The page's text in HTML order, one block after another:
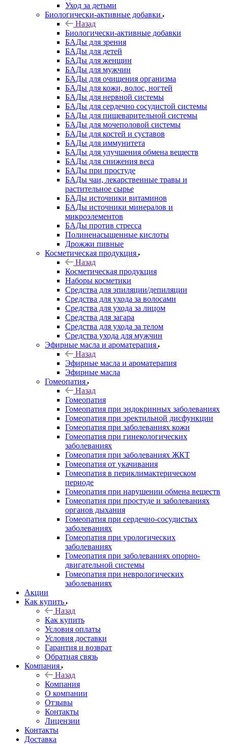
Уход за детьми
Биологически-активные добавки
Назад
Биологически-активные добавки
БАДы для зрения
БАДы для детей
БАДы для женщин
БАДы для мужчин
БАДы для очищения организма
БАДы для кожи, волос, ногтей
БАДы для нервной системы
БАДы для сердечно сосудистой системы
БАДы для пищеварительной системы
БАДы для мочеполовой системы
БАДы для костей и суставов
БАДы для иммунитета
БАДы для улучшения обмена веществ
БАДы для снижения веса
БАДы при простуде
БАДы чаи, лекарственные травы и
растительное сырье
БАДы источники витаминов
БАДы источники минералов и
микроэлементов
БАДы против стресса
Полиненасыщенные кислоты
Дрожжи пивные
Косметическая продукция
Назад
Косметическая продукция
Наборы косметики
Средства для эпиляции/депиляции
Средства для ухода за волосами
Средства для ухода за лицом
Средства для загара
Средства для ухода за телом
Средства ухода для мужчин
Эфирные масла и ароматерапия
Назад
Эфирные масла и ароматерапия
Эфирные масла
Гомеопатия
Назад
Гомеопатия
Гомеопатия при эндокринных заболеваниях
Гомеопатия при эректильной дисфункции
Гомеопатия при заболеваниях кожи
Гомеопатия при гинекологических
заболеваниях
Гомеопатия при заболеваниях ЖКТ
Гомеопатия от укачивания
Гомеопатия в периклимактерическом
периоде
Гомеопатия при нарушении обмена веществ
Гомеопатия при простуде и заболеваниях
органов дыхания
Гомеопатия при сердечно-сосудистых
заболеваниях
Гомеопатия при урологических
заболеваниях
Гомеопатия при заболеваниях опорно-
двигательной системы
Гомеопатия при неврологических
заболеваниях
Акции
Как купить
Назад
Как купить
Условия оплаты
Условия доставки
Гарантия и возврат
Обратная связь
Компания
Назад
Компания
О компании
Отзывы
Контакты
Лицензии
Контакты
Доставка